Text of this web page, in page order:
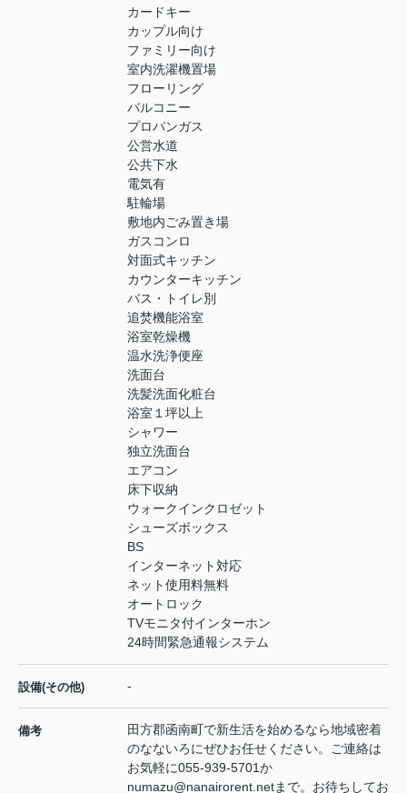
カードキー
カップル向け
ファミリー向け
室内洗濯機置場
フローリング
バルコニー
プロパンガス
公営水道
公共下水
電気有
駐輪場
敷地内ごみ置き場
ガスコンロ
対面式キッチン
カウンターキッチン
バス・トイレ別
追焚機能浴室
浴室乾燥機
温水洗浄便座
洗面台
洗髪洗面化粧台
浴室１坪以上
シャワー
独立洗面台
エアコン
床下収納
ウォークインクロゼット
シューズボックス
BS
インターネット対応
ネット使用料無料
オートロック
TVモニタ付インターホン
24時間緊急通報システム
設備(その他) -
備考
田方郡函南町で新生活を始めるなら地域密着
のなないろにぜひお任せください。ご連絡は
お気軽に055-939-5701か
numazu@nanairorent.netまで。お待ちしてお